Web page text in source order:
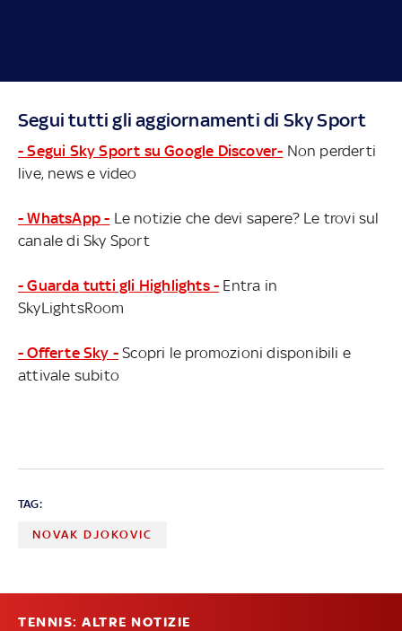
Segui tutti gli aggiornamenti di Sky Sport
- Segui Sky Sport su Google Discover- Non perderti
live, news e video
- WhatsApp - Le notizie che devi sapere? Le trovi sul
canale di Sky Sport
- Guarda tutti gli Highlights - Entra in
SkyLightsRoom
- Offerte Sky - Scopri le promozioni disponibili e
attivale subito
TAG:
NOVAK DJOKOVIC
TENNIS: ALTRE NOTIZIE